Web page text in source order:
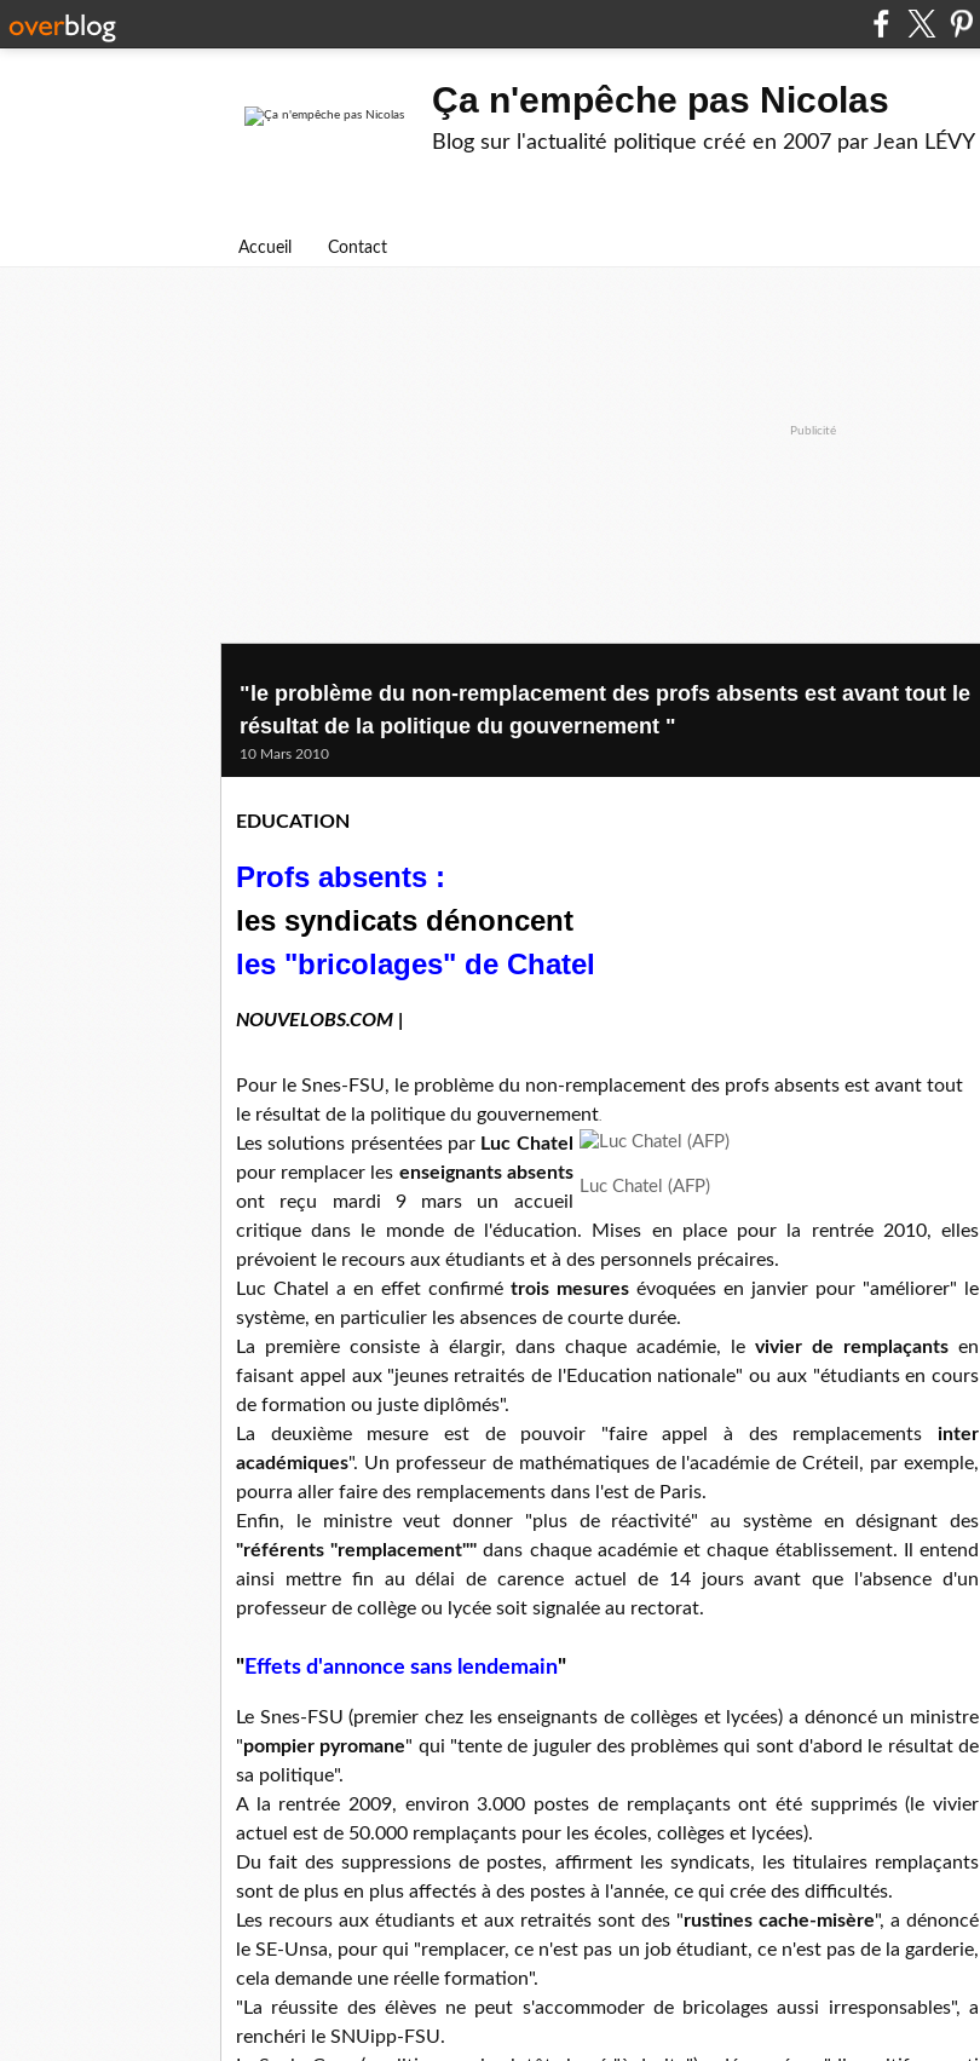
Ça n'empêche pas Nicolas
Blog sur l'actualité politique créé en 2007 par Jean LÉVY
Accueil Contact
Publicité
"le problème du non-remplacement des profs absents est avant tout le
résultat de la politique du gouvernement "
10 Mars 2010
EDUCATION
Profs absents :
les syndicats dénoncent
les "bricolages" de Chatel
NOUVELOBS.COM |
Pour le Snes-FSU, le problème du non-remplacement des profs absents est avant tout
le résultat de la politique du gouvernement.
Luc Chatel (AFP)
Les solutions présentées par Luc Chatel
pour remplacer les enseignants absents
ont reçu mardi 9 mars un accueil
critique dans le monde de l'éducation. Mises en place pour la rentrée 2010, elles
prévoient le recours aux étudiants et à des personnels précaires.
Luc Chatel a en effet confirmé trois mesures évoquées en janvier pour "améliorer" le
système, en particulier les absences de courte durée.
La première consiste à élargir, dans chaque académie, le vivier de remplaçants en
faisant appel aux "jeunes retraités de l'Education nationale" ou aux "étudiants en cours
de formation ou juste diplômés".
La deuxième mesure est de pouvoir "faire appel à des remplacements inter
académiques". Un professeur de mathématiques de l'académie de Créteil, par exemple,
pourra aller faire des remplacements dans l'est de Paris.
Enfin, le ministre veut donner "plus de réactivité" au système en désignant des
"référents "remplacement"" dans chaque académie et chaque établissement. Il entend
ainsi mettre fin au délai de carence actuel de 14 jours avant que l'absence d'un
professeur de collège ou lycée soit signalée au rectorat.
"Effets d'annonce sans lendemain"
Le Snes-FSU (premier chez les enseignants de collèges et lycées) a dénoncé un ministre
"pompier pyromane" qui "tente de juguler des problèmes qui sont d'abord le résultat de
sa politique".
A la rentrée 2009, environ 3.000 postes de remplaçants ont été supprimés (le vivier
actuel est de 50.000 remplaçants pour les écoles, collèges et lycées).
Du fait des suppressions de postes, affirment les syndicats, les titulaires remplaçants
sont de plus en plus affectés à des postes à l'année, ce qui crée des difficultés.
Les recours aux étudiants et aux retraités sont des "rustines cache-misère", a dénoncé
le SE-Unsa, pour qui "remplacer, ce n'est pas un job étudiant, ce n'est pas de la garderie,
cela demande une réelle formation".
"La réussite des élèves ne peut s'accommoder de bricolages aussi irresponsables", a
renchéri le SNUipp-FSU.